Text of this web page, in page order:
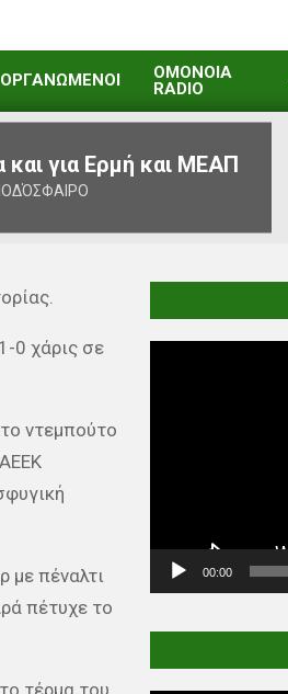
ΟΡΓΑΝΩΜΕΝΟΙ
OMONOIA
RADIO
για Ερμή και ΜΕΑΠ
0 χάρις σε
ντεμπούτο
με πέναλτι
πέτυχε το
τέρμα του
00:00